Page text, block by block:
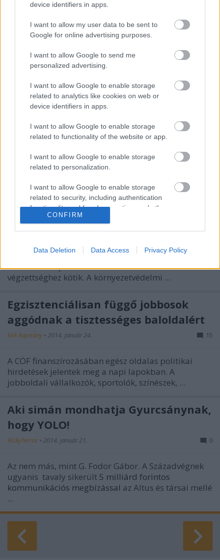
device identifiers in apps.
I want to allow my user data to be sent to
Google for online advertising purposes.
I want to allow Google to send me
personalized advertising.
I want to allow Google to enable storage
related to analytics like cookies on web or
device identifiers in apps.
I want to allow Google to enable storage
related to functionality of the website or app.
I want to allow Google to enable storage
related to personalization.
I want to allow Google to enable storage
related to security, including authentication
functionality and fraud prevention, and other
user protection.
CONFIRM
Data Deletion Data Access Privacy Policy
Kuncze, a változás garanciája
Német-Für Tamás•2014. január 29.
Meg fogom érezni, ha esetleg olyan sokan akarnák,
hogy csatlakozzak egy ellenzéki összefogáshoz.
− mondta Kunczehiányzom az embereknek a ...
Bokros Lajosék a Praktikert nyúlják
Panyi kapitány •2014. január 27.
Hiába a balos értelmiség rajongása, az a helyzet,
hogy Bokros Lajosról a magyar választópolgároknak
továbbra sem az állítólagos szakértelme, ...
Az államnak elég a boltban vett
diploma
MGM•2014. január 24.
Sajnos a fránya jogszabályok a különböző
közhivatalok pozícióit mindenféle felsőfokú
végzettséghez kötik. A környezetvédelmi ...
Egzisztenciálisan függő jobbosok
aggódnak a tisztességes baloldalért
kirk kapitány • 2014. január 24. 15
A CÖF finanszírozásában egész oldalas politikai
hirdetések jelentek meg a napi lapokban. A
jobboldali vállalkozók, sportolók, színészek, ...
Aki simán mondhatja Gyurcsánynak,
hogy YOLO!
RickyTerror • 2014. január 21. 0
Az nem más, mint G. Fodor Gábor. A Századvégnek
ugyanis tavaly sikerült 5 milliárd forintos
kommunikációs megbízással az Altus és társai mellé
...